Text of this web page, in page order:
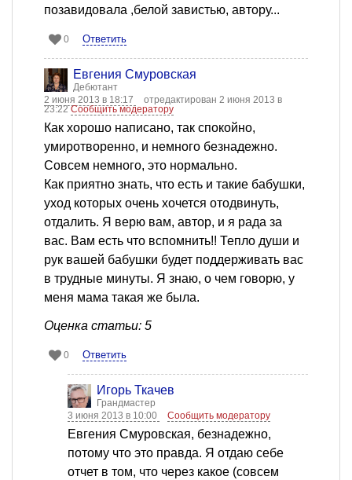
позавидовала ,белой завистью, автору...
0 Ответить
Евгения Смуровская
Дебютант
2 июня 2013 в 18:17
отредактирован 2 июня 2013 в
23:22Сообщить модератору
Как хорошо написано, так спокойно,
умиротворенно, и немного безнадежно.
Совсем немного, это нормально.
Как приятно знать, что есть и такие бабушки,
уход которых очень хочется отодвинуть,
отдалить. Я верю вам, автор, и я рада за
вас. Вам есть что вспомнить!! Тепло души и
рук вашей бабушки будет поддерживать вас
в трудные минуты. Я знаю, о чем говорю, у
меня мама такая же была.
Оценка статьи: 5
0 Ответить
Игорь Ткачев
Грандмастер
3 июня 2013 в 10:00
Сообщить модератору
Евгения Смуровская, безнадежно,
потому что это правда. Я отдаю себе
отчет в том, что через какое (совсем